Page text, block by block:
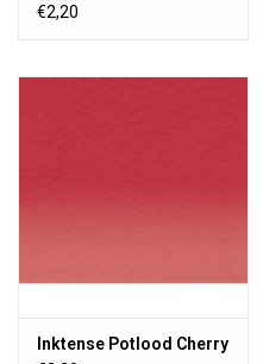
€2,20
Inktense Potlood Cherry